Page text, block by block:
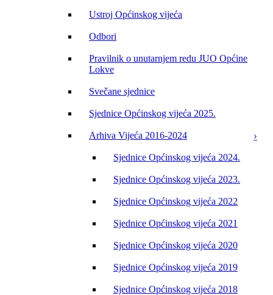
Ustroj Općinskog vijeća
Odbori
Pravilnik o unutarnjem redu JUO Općine
Lokve
Svečane sjednice
Sjednice Općinskog vijeća 2025.
Arhiva Vijeća 2016-2024
Sjednice Općinskog vijeća 2024.
Sjednice Općinskog vijeća 2023.
Sjednice Općinskog vijeća 2022
Sjednice Općinskog vijeća 2021
Sjednice Općinskog vijeća 2020
Sjednice Općinskog vijeća 2019
Sjednice Općinskog vijeća 2018